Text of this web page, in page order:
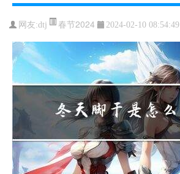
网友:dtj 春节2024 2024-02-10 08:54:49